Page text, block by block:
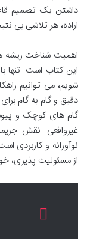
داشتن یک تصمیم
اراده، هر تلاشی بی
اهمیت شناخت ریشه
این کتاب است. تنها
شویم، می توانیم
دقیق و گام به گام
گام های کوچک و
غیرواقعی. نقش
نوآورانه و کاربردی
از مسئولیت پذیری،